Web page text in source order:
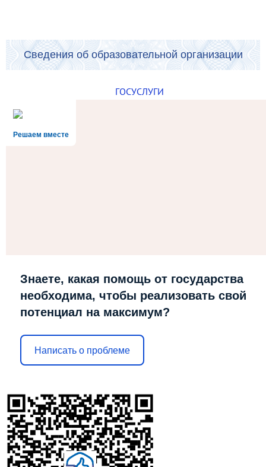
Сведения об образовательной организации
ГОСУСЛУГИ
Решаем вместе
Знаете, какая помощь от государства
необходима, чтобы реализовать свой
потенциал на максимум?
Написать о проблеме